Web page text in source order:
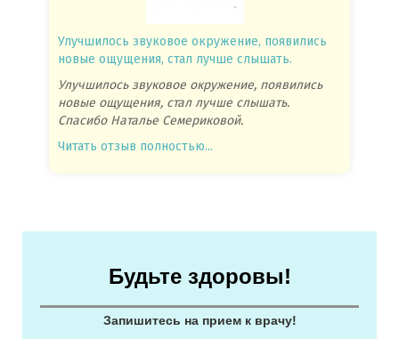
Улучшилось звуковое окружение, появились
новые ощущения, стал лучше слышать.
Улучшилось звуковое окружение, появились
новые ощущения, стал лучше слышать.
Спасибо Наталье Семериковой.
Читать отзыв полностью...
Будьте здоровы!
Запишитесь на прием к врачу!